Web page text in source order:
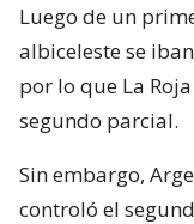
Luego de un
albiceleste se
por lo que La
segundo parcial.
Sin embargo,
controló el